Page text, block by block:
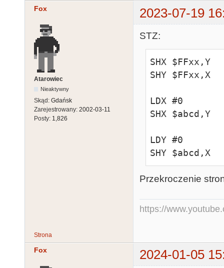
Fox 2023-07-19
Atarowiec
Nieaktywny
Skąd: Gdańsk
Zarejestrowany: 2002-03-11
Posty: 1,826
STZ:
SHX $FFxx,Y
SHY $FFxx,X
LDX #0
SHX $abcd,Y
LDY #0
SHY $abcd,X
Przekroczenie
https://
Strona
Fox 2024-01-05